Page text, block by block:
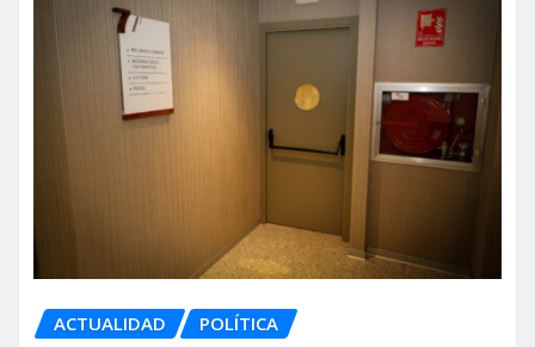
ACTUALIDAD POLÍTICA